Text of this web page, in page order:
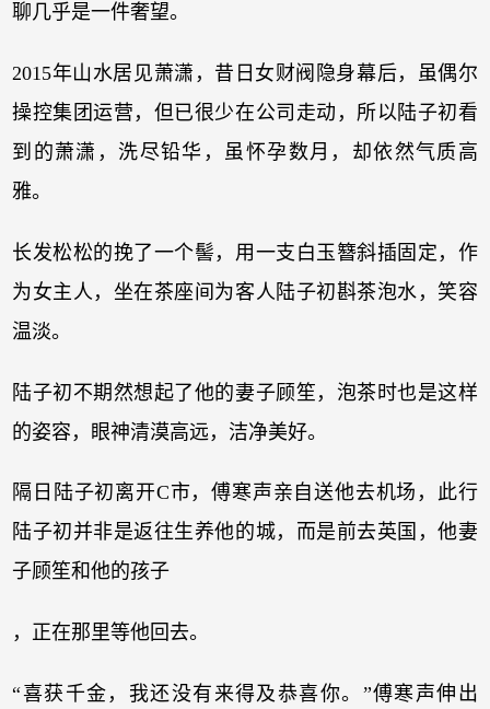
聊几乎是一件奢望。
2015年山水居见萧潇，昔日女财阀隐身幕后，虽偶尔
操控集团运营，但已很少在公司走动，所以陆子初看
到的萧潇，洗尽铅华，虽怀孕数月，却依然气质高
雅。
长发松松的挽了一个髻，用一支白玉簪斜插固定，作
为女主人，坐在茶座间为客人陆子初斟茶泡水，笑容
温淡。
陆子初不期然想起了他的妻子顾笙，泡茶时也是这样
的姿容，眼神清漠高远，洁净美好。
隔日陆子初离开C市，傅寒声亲自送他去机场，此行
陆子初并非是返往生养他的城，而是前去英国，他妻
子顾笙和他的孩子
，正在那里等他回去。
“喜获千金，我还没有来得及恭喜你。”傅寒声伸出